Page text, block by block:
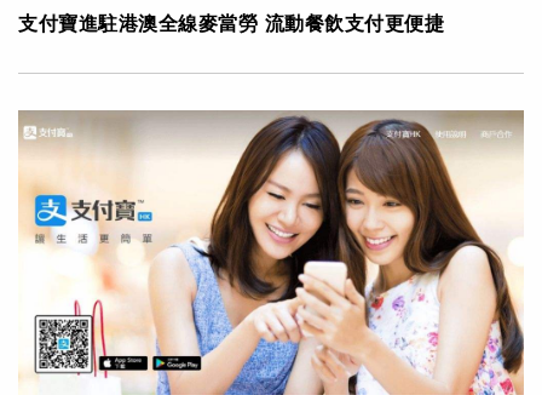
支付寶進駐港澳全線麥當勞 流動餐飲支付更便捷